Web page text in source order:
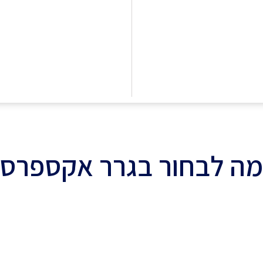
לבחור בגרר